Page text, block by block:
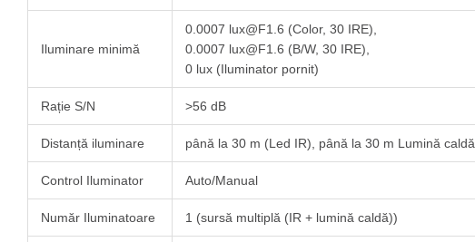
Iluminare minimă
0.0007 lux@F1.6 (Color, 30 IRE),
0.0007 lux@F1.6 (B/W, 30 IRE),
0 lux (Iluminator pornit)
Rație S/N >56 dB
Distanță iluminare până la 30 m (Led IR), până la 30 m Lumină caldă
Control Iluminator Auto/Manual
Număr Iluminatoare 1 (sursă multiplă (IR + lumină caldă))